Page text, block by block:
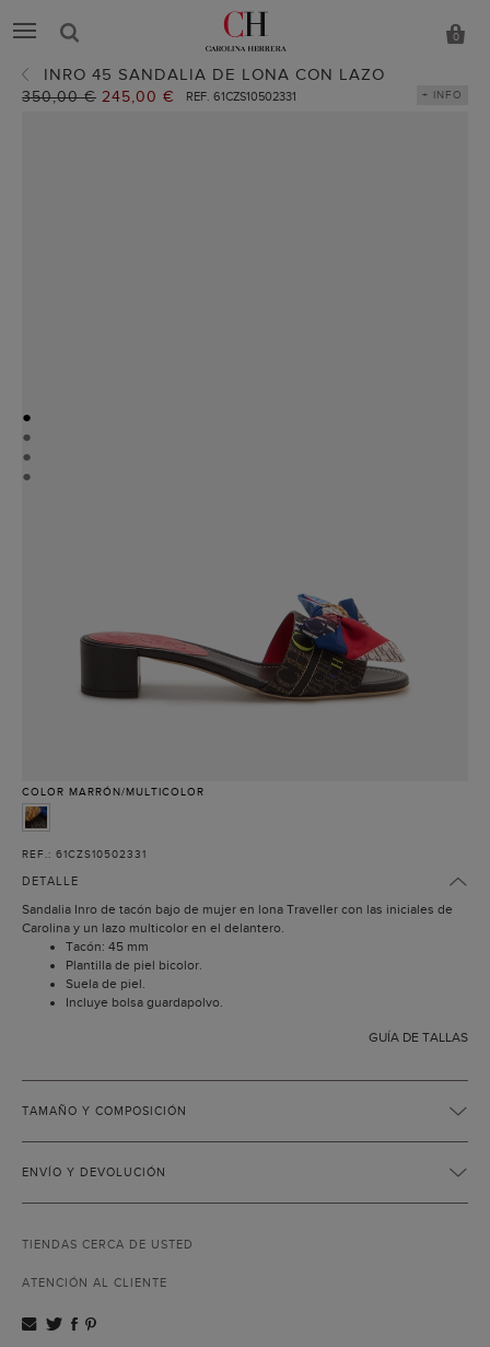
0
INRO 45 SANDALIA DE LONA CON LAZO
Precio
350,00 € Precio
245,00 € REF. 61CZS10502331 + INFO
●
●
●
●
COLOR MARRÓN/MULTICOLOR
REF.: 61CZS10502331
DETALLE
Sandalia Inro de tacón bajo de mujer en lona Traveller con las iniciales de
Carolina y un lazo multicolor en el delantero.
Tacón: 45 mm
Plantilla de piel bicolor.
Suela de piel.
Incluye bolsa guardapolvo.
GUÍA DE TALLAS
TAMAÑO Y COMPOSICIÓN
ENVÍO Y DEVOLUCIÓN
TIENDAS CERCA DE USTED
ATENCIÓN AL CLIENTE